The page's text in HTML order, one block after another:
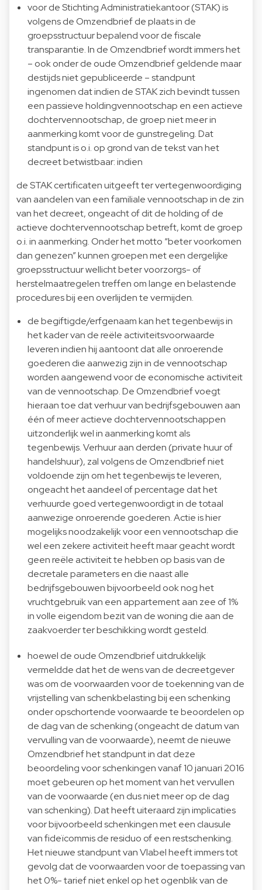
voor de Stichting Administratiekantoor (STAK) is
volgens de Omzendbrief de plaats in de
groepsstructuur bepalend voor de fiscale
transparantie. In de Omzendbrief wordt immers het
– ook onder de oude Omzendbrief geldende maar
destijds niet gepubliceerde – standpunt
ingenomen dat indien de STAK zich bevindt tussen
een passieve holdingvennootschap en een actieve
dochtervennootschap, de groep niet meer in
aanmerking komt voor de gunstregeling. Dat
standpunt is o.i. op grond van de tekst van het
decreet betwistbaar: indien
de STAK certificaten uitgeeft ter vertegenwoordiging
van aandelen van een familiale vennootschap in de zin
van het decreet, ongeacht of dit de holding of de
actieve dochtervennootschap betreft, komt de groep
o.i. in aanmerking. Onder het motto “beter voorkomen
dan genezen” kunnen groepen met een dergelijke
groepsstructuur wellicht beter voorzorgs- of
herstelmaatregelen treffen om lange en belastende
procedures bij een overlijden te vermijden.
de begiftigde/erfgenaam kan het tegenbewijs in
het kader van de reële activiteitsvoorwaarde
leveren indien hij aantoont dat alle onroerende
goederen die aanwezig zijn in de vennootschap
worden aangewend voor de economische activiteit
van de vennootschap. De Omzendbrief voegt
hieraan toe dat verhuur van bedrijfsgebouwen aan
één of meer actieve dochtervennootschappen
uitzonderlijk wel in aanmerking komt als
tegenbewijs. Verhuur aan derden (private huur of
handelshuur), zal volgens de Omzendbrief niet
voldoende zijn om het tegenbewijs te leveren,
ongeacht het aandeel of percentage dat het
verhuurde goed vertegenwoordigt in de totaal
aanwezige onroerende goederen. Actie is hier
mogelijks noodzakelijk voor een vennootschap die
wel een zekere activiteit heeft maar geacht wordt
geen reële activiteit te hebben op basis van de
decretale parameters en die naast alle
bedrijfsgebouwen bijvoorbeeld ook nog het
vruchtgebruik van een appartement aan zee of 1%
in volle eigendom bezit van de woning die aan de
zaakvoerder ter beschikking wordt gesteld.
hoewel de oude Omzendbrief uitdrukkelijk
vermeldde dat het de wens van de decreetgever
was om de voorwaarden voor de toekenning van de
vrijstelling van schenkbelasting bij een schenking
onder opschortende voorwaarde te beoordelen op
de dag van de schenking (ongeacht de datum van
vervulling van de voorwaarde), neemt de nieuwe
Omzendbrief het standpunt in dat deze
beoordeling voor schenkingen vanaf 10 januari 2016
moet gebeuren op het moment van het vervullen
van de voorwaarde (en dus niet meer op de dag
van schenking). Dat heeft uiteraard zijn implicaties
voor bijvoorbeeld schenkingen met een clausule
van fideïcommis de residuo of een restschenking.
Het nieuwe standpunt van Vlabel heeft immers tot
gevolg dat de voorwaarden voor de toepassing van
het 0%- tarief niet enkel op het ogenblik van de